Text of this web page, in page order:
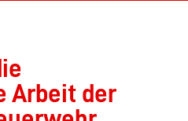
Arbeit der